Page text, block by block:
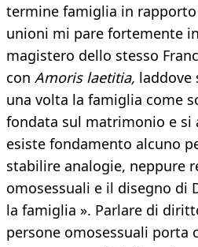
termine famiglia in
unioni mi pare fortemente
magistero dello stesso
con Amoris laetitia, laddove
una volta la famiglia come
fondata sul matrimonio e si
esiste fondamento alcuno
stabilire analogie, neppure
omosessuali e il disegno di
la famiglia ». Parlare di
persone omosessuali porta